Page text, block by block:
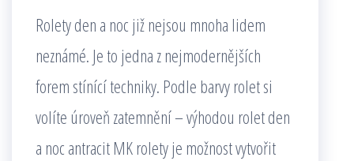
Rolety den a noc již nejsou mnoha lidem
neznámé. Je to jedna z nejmodernějších
forem stínící techniky. Podle barvy rolet si
volíte úroveň zatemnění – výhodou rolet den
a noc antracit MK rolety je možnost vytvořit